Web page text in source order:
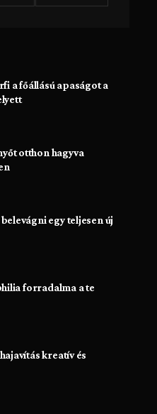
a főállású apaságot a
otthon hagyva
egy teljesen új
forradalma a te
kreatív és